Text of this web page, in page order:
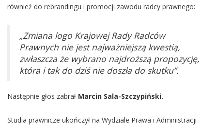
również do rebrandingu i promocji zawodu radcy prawnego:
„Zmiana logo Krajowej Rady Radców
Prawnych nie jest najważniejszą kwestią,
zwłaszcza że wybrano najdroższą propozycję,
która i tak do dziś nie doszła do skutku”.
Następnie głos zabrał Marcin Sala-Szczypiński.
Studia prawnicze ukończył na Wydziale Prawa i Administracji